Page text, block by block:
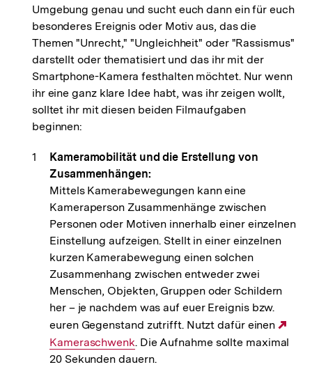
Umgebung genau und sucht euch dann ein für euch
besonderes Ereignis oder Motiv aus, das die
Themen "Unrecht," "Ungleichheit" oder "Rassismus"
darstellt oder thematisiert und das ihr mit der
Smartphone-Kamera festhalten möchtet. Nur wenn
ihr eine ganz klare Idee habt, was ihr zeigen wollt,
solltet ihr mit diesen beiden Filmaufgaben
beginnen:
Kameramobilität und die Erstellung von
Zusammenhängen:
Mittels Kamerabewegungen kann eine
Kameraperson Zusammenhänge zwischen
Personen oder Motiven innerhalb einer einzelnen
Einstellung aufzeigen. Stellt in einer einzelnen
kurzen Kamerabewegung einen solchen
Zusammenhang zwischen entweder zwei
Menschen, Objekten, Gruppen oder Schildern
her – je nachdem was auf euer Ereignis bzw.
euren Gegenstand zutrifft. Nutzt dafür einen
Kameraschwenk. Die Aufnahme sollte maximal
20 Sekunden dauern.